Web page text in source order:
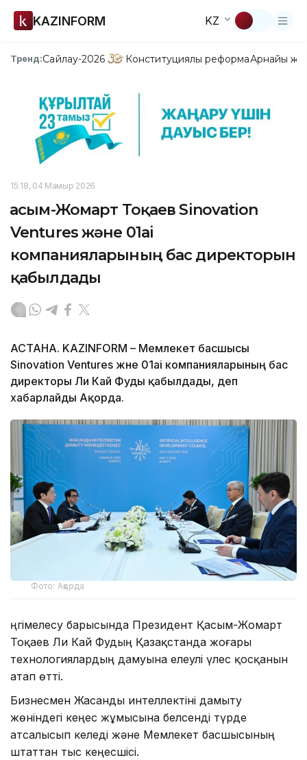
KAZINFORM KZ
Тренд:Сайлау-2026 Конституциялық реформаАрнайы
15:18, 04 Мамыр 2026
Қасым-Жомарт Тоқаев Sinovation
Ventures және 01ai
компанияларының бас директорын
қабылдады
АСТАНА. KAZINFORM – Мемлекет басшысы
Sinovation Ventures және 01ai компанияларының бас
директоры Ли Кай Фуды қабылдады, деп
хабарлайды Ақорда.
Фото: Ақорда
Әңгімелесу барысында Президент Қасым-Жомарт
Тоқаев Ли Кай Фудың Қазақстанда жоғары
технологиялардың дамуына елеулі үлес қосқанын
атап өтті.
Бизнесмен Жасанды интеллектіні дамыту
жөніндегі кеңес жұмысына белсенді түрде
атсалысып келеді және Мемлекет басшысының
штаттан тыс кеңесшісі.